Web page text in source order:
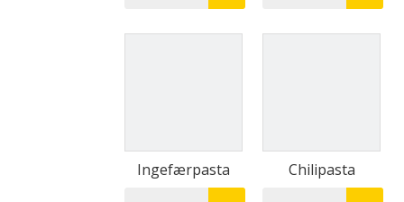
Ingefærpasta Chilipasta